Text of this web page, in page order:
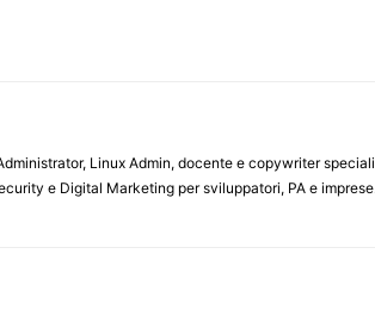
Linux Admin, docente e copywriter
e Digital Marketing per sviluppatori, PA e imprese.